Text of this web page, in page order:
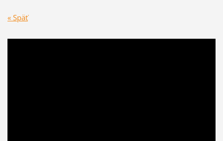
« Späť